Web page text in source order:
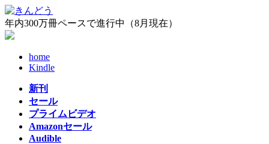
コ
ン
テ
ナ
ビ
ゲ
年内300万冊ペースで進行中（8月現在）
home
Kindle
新刊
セール
プライムビデオ
Amazonセール
Audible